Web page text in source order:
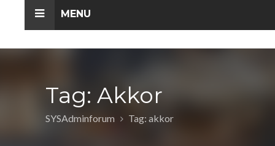
MENU
Tag: Akkor
SYSAdminforum Tag: akkor